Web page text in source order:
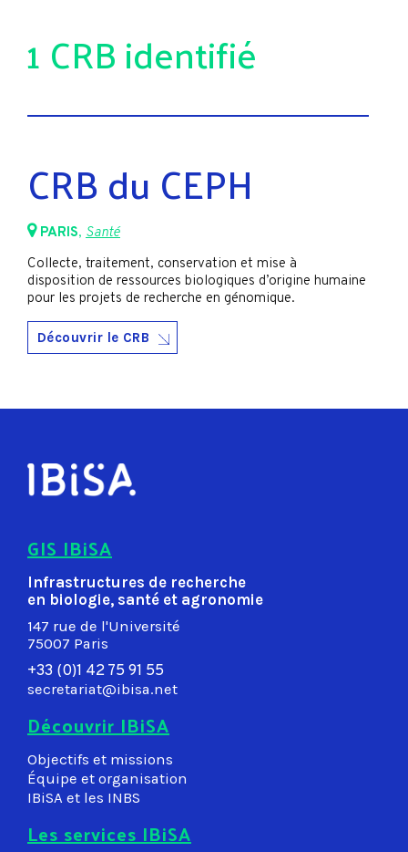
1 CRB identifié
CRB du CEPH
PARIS, Santé
Collecte, traitement, conservation et mise à
disposition de ressources biologiques d’origine humaine
pour les projets de recherche en génomique.
Découvrir le CRB
GIS IBiSA
Infrastructures de recherche
en biologie, santé et agronomie
147 rue de l'Université
75007 Paris
+33 (0)1 42 75 91 55
secretariat@ibisa.net
Découvrir IBiSA
Objectifs et missions
Équipe et organisation
IBiSA et les INBS
Les services IBiSA